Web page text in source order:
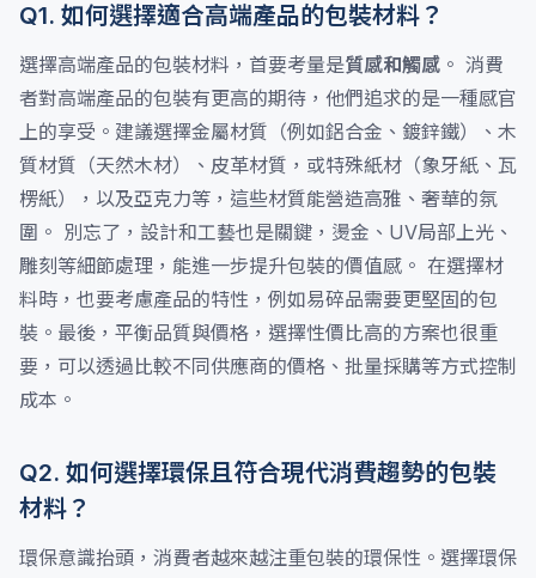
Q1. 如何選擇適合高端產品的包裝材料？
選擇高端產品的包裝材料，首要考量是質感和觸感 。 消費
者對高端產品的包裝有更高的期待，他們追求的是一種感官
上的享受。建議選擇金屬材質（例如鋁合金、鍍鋅鐵）、木
質材質（天然木材）、皮革材質，或特殊紙材（象牙紙、瓦
楞紙），以及亞克力等，這些材質能營造高雅、奢華的氛
圍。 別忘了，設計和工藝也是關鍵，燙金、UV局部上光、
雕刻等細節處理，能進一步提升包裝的價值感。 在選擇材
料時，也要考慮產品的特性，例如易碎品需要更堅固的包
裝。最後，平衡品質與價格，選擇性價比高的方案也很重
要，可以透過比較不同供應商的價格、批量採購等方式控制
成本。
Q2. 如何選擇環保且符合現代消費趨勢的包裝
材料？
環保意識抬頭，消費者越來越注重包裝的環保性。選擇環保